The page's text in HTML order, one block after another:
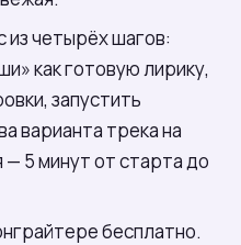
четырёх шагов:
как готовую лирику,
запустить
варианта трека на
5 минут от старта до
бесплатно.